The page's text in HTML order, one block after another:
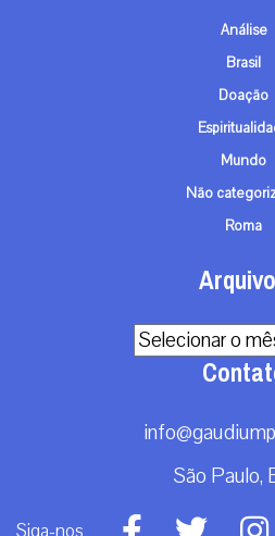
Análise
Brasil
Doação
Mundo
Não
Roma
Arquivos
São Paulo,
Siga-nos